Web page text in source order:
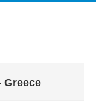
Greece